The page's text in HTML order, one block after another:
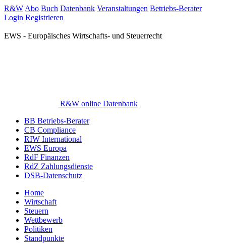
R&W Abo Buch Datenbank Veranstaltungen Betriebs-Berater
Login Registrieren
EWS - Europäisches Wirtschafts- und Steuerrecht
R&W online Datenbank
BB Betriebs-Berater
CB Compliance
RIW International
EWS Europa
RdF Finanzen
RdZ Zahlungsdienste
DSB-Datenschutz
Home
Wirtschaft
Steuern
Wettbewerb
Politiken
Standpunkte